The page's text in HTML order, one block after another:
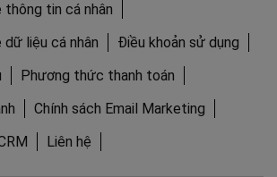
thông tin cá nhân
dữ liệu cá nhân
Điều khoản sử dụng
Phương thức thanh toán
Chính sách Email Marketing
Liên hệ